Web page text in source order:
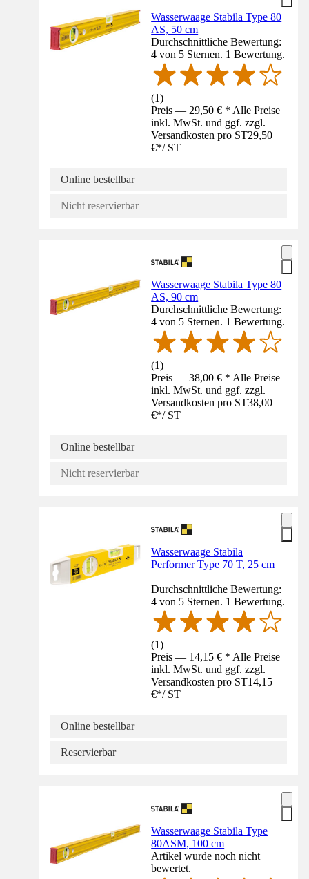
Wasserwaage Stabila Type 80
AS, 50 cm
Durchschnittliche Bewertung:
4 von 5 Sternen. 1 Bewertung.
(1)
Preis — 29,50 € * Alle Preise
inkl. MwSt. und ggf. zzgl.
Versandkosten pro ST29,50
€*/ ST
Online bestellbar
Nicht reservierbar
Wasserwaage Stabila Type 80
AS, 90 cm
Durchschnittliche Bewertung:
4 von 5 Sternen. 1 Bewertung.
(1)
Preis — 38,00 € * Alle Preise
inkl. MwSt. und ggf. zzgl.
Versandkosten pro ST38,00
€*/ ST
Online bestellbar
Nicht reservierbar
Wasserwaage Stabila
Performer Type 70 T, 25 cm
Durchschnittliche Bewertung:
4 von 5 Sternen. 1 Bewertung.
(1)
Preis — 14,15 € * Alle Preise
inkl. MwSt. und ggf. zzgl.
Versandkosten pro ST14,15
€*/ ST
Online bestellbar
Reservierbar
Wasserwaage Stabila Type
80ASM, 100 cm
Artikel wurde noch nicht
bewertet.